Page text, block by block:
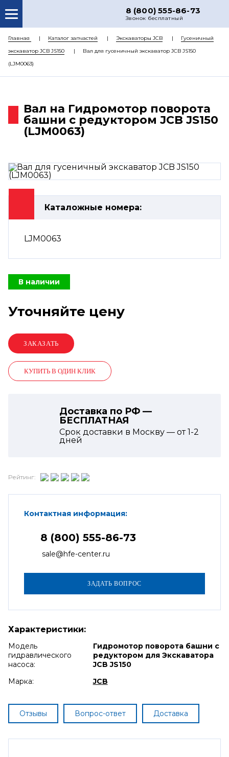
8 (800) 555-86-73
Звонок бесплатный
О НАС
КАТАЛОГ ЗАПЧАСТЕЙ
РЕМОНТ
ЦЕНЫ
Главная Каталог запчастей Экскаваторы JCB
Гусеничный
экскаватор JCB JS150
Вал для гусеничный экскаватор JCB JS150
(LJM0063)
Вал на Гидромотор поворота
башни с редуктором JCB JS150
(LJM0063)
Каталожные номера:
LJM0063
В наличии
Уточняйте цену
КУПИТЬ В ОДИН КЛИК
Доставка по РФ —
БЕСПЛАТНАЯ
Срок доставки в Москву — от1-2
дней
Рейтинг:
Контактная информация:
8 (800) 555-86-73
sale@hfe-center.ru
Характеристики:
Модель
гидравлического
насоса:
Гидромотор поворота башни с
редуктором для Экскаватора
JCB JS150
Марка:
JCB
Отзывы Вопрос-ответ Доставка